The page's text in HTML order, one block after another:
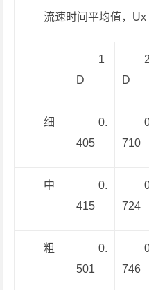
流速时间平均值，Ux
1
D
2
D
细
0.
405
710
中
0.
415
724
粗
0.
501
746